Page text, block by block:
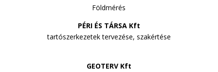
Földmérés
PÉRI ÉS TÁRSA Kft
tartószerkezetek tervezése, szakértése
GEOTERV Kft